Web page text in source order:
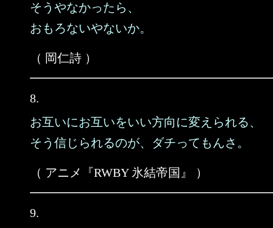
そうやなかったら、
おもろないやないか。
（ 岡仁詩 ）
8.
お互いにお互いをいい方向に変えられる、
そう信じられるのが、ダチってもんさ。
（ アニメ『RWBY 氷結帝国』 ）
9.